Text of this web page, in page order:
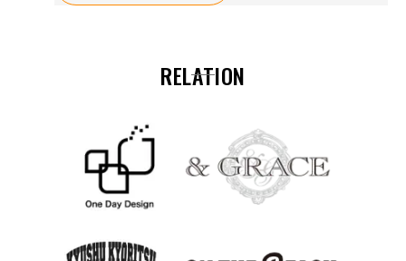
RELATION